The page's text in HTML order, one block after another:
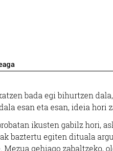
bada egi bihurtzen
esan eta esan, ideia hori
ikusten gabilz hori,
baztertu egiten dituala
Mezua gehiago